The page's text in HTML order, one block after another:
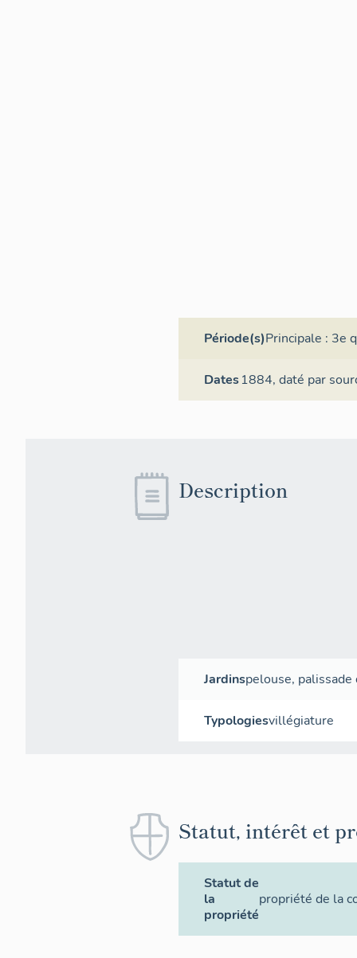
Période(s)Principale : 3e
Dates1884,daté par
Description
Jardinspelouse, palissade
Typologiesvillégiature
Statut, intérêt et
Statut de
la
propriété
propriété de la